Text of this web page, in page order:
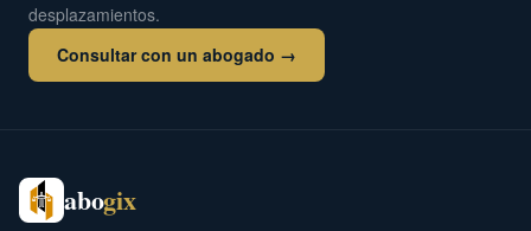
desplazamientos.
Consultar con un abogado →
abogix